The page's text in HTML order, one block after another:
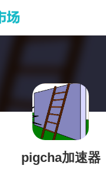
pigcha加速器